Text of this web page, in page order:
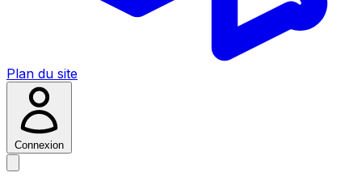
Plan du site
Connexion